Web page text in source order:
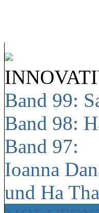
Band 99:
Band 98:
Band 97:
Ioanna
und Ha